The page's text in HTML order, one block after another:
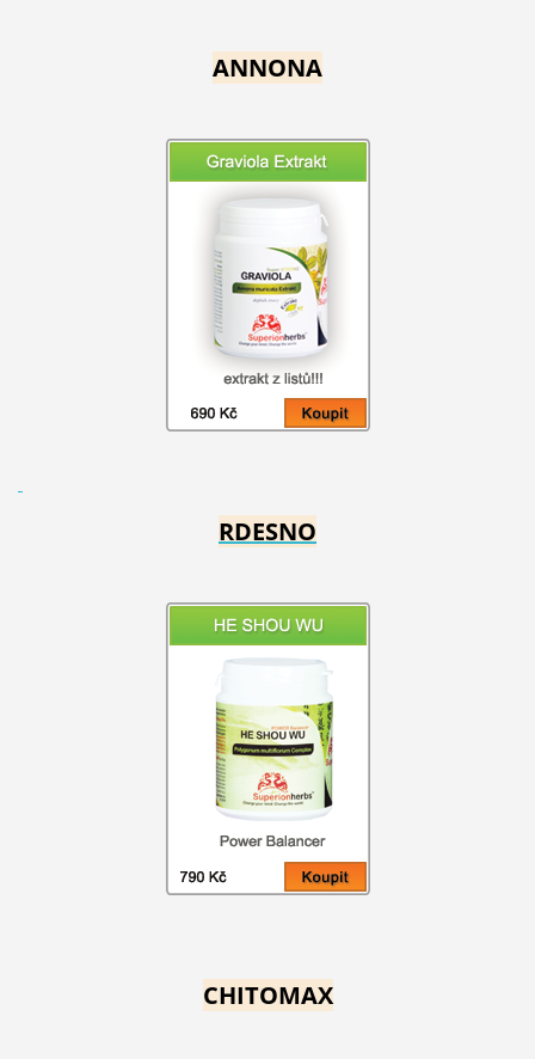
ANNONA
RDESNO
CHITOMAX